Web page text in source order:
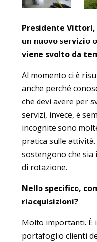
Presidente
un nuovo servizio
viene svolto da
Al momento ci è
anche perché
che devi avere per
servizi, invece, è
incognite sono
pratica sulle
sostengono che sia
di rotazione.
Nello specifico,
riacquisizioni?
Molto importanti. È
portafoglio clienti